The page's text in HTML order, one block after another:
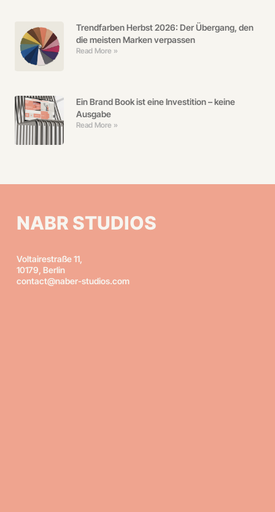
Trendfarben Herbst 2026: Der Übergang, den
die meisten Marken verpassen
Read More »
Ein Brand Book ist eine Investition – keine
Ausgabe
Read More »
NABR STUDIOS
Voltairestraße 11,
10179, Berlin
contact@naber-studios.com